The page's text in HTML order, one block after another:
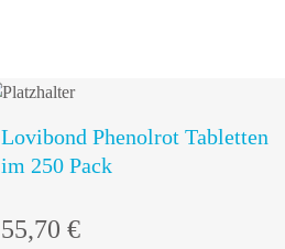
Lovibond Phenolrot Tabletten
im 250 Pack
55,70 €